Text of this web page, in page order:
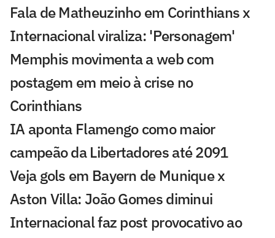
Fala de Matheuzinho em Corinthians x
Internacional viraliza: 'Personagem'
Memphis movimenta a web com
postagem em meio à crise no
Corinthians
IA aponta Flamengo como maior
campeão da Libertadores até 2091
Veja gols em Bayern de Munique x
Aston Villa: João Gomes diminui
Internacional faz post provocativo ao